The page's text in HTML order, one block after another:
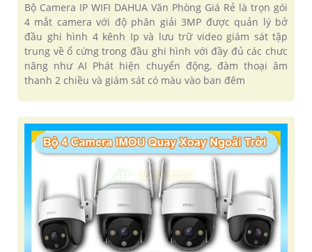
Bộ Camera IP WIFI DAHUA Văn Phòng Giá Rẻ là trọn gói
4 mắt camera với độ phân giải 3MP được quản lý bở
đầu ghi hình 4 kênh Ip và lưu trữ video giám sát tập
trung về ổ cứng trong đầu ghi hình với đầy đủ các chưc
năng như AI Phát hiện chuyển động, đàm thoại âm
thanh 2 chiều và giám sát có màu vào ban đêm